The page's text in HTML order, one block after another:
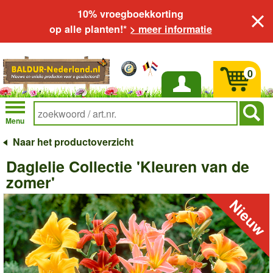
10% vroegboekkorting
op alle planten!* > meer informatie
Inloggen
Menu
0
Naar het productoverzicht
Daglelie Collectie 'Kleuren van de
zomer'